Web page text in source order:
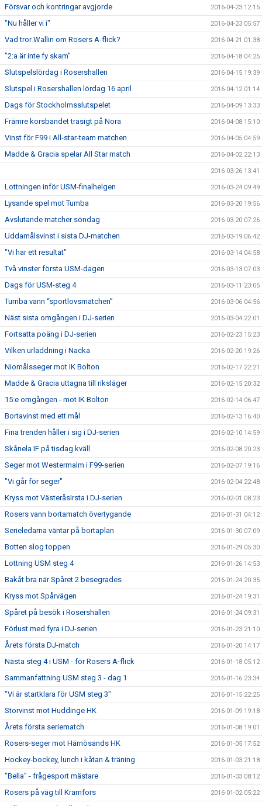
Försvar och kontringar avgjorde 2016-04-23 12:15
"Nu håller vi i" 2016-04-23 05:57
Vad tror Wallin om Rosers A-flick? 2016-04-21 01:38
"2:a är inte fy skam" 2016-04-18 04:25
Slutspelslördag i Rosershallen 2016-04-15 19:39
Slutspel i Rosershallen lördag 16 april 2016-04-12 01:14
Dags för Stockholmsslutspelet 2016-04-09 13:33
Främre korsbandet trasigt på Nora 2016-04-08 15:10
Vinst för F99 i All-star-team matchen 2016-04-05 04:59
Madde & Gracia spelar All Star match 2016-04-02 22:13
2016-03-26 13:41
Lottningen inför USM-finalhelgen 2016-03-24 09:49
Lysande spel mot Tumba 2016-03-20 19:56
Avslutande matcher söndag 2016-03-20 07:26
Uddamålsvinst i sista DJ-matchen 2016-03-19 06:42
"Vi har ett resultat" 2016-03-14 04:58
Två vinster första USM-dagen 2016-03-13 07:03
Dags för USM-steg 4 2016-03-11 23:05
Tumba vann “sportlovsmatchen” 2016-03-06 04:56
Näst sista omgången i DJ-serien 2016-03-04 22:01
Fortsatta poäng i DJ-serien 2016-02-23 15:23
Vilken urladdning i Nacka 2016-02-20 19:26
Niomålsseger mot IK Bolton 2016-02-17 22:21
Madde & Gracia uttagna till riksläger 2016-02-15 20:32
15:e omgången - mot IK Bolton 2016-02-14 06:47
Bortavinst med ett mål 2016-02-13 16:40
Fina trenden håller i sig i DJ-serien 2016-02-10 14:59
Skånela IF på tisdag kväll 2016-02-08 20:23
Seger mot Westermalm i F99-serien 2016-02-07 19:16
"Vi går för seger" 2016-02-04 22:48
Kryss mot VästeråsIrsta i DJ-serien 2016-02-01 08:23
Rosers vann bortamatch övertygande 2016-01-31 04:12
Serieledarna väntar på bortaplan 2016-01-30 07:09
Botten slog toppen 2016-01-29 05:30
Lottning USM steg 4 2016-01-26 14:53
Bakåt bra när Spåret 2 besegrades 2016-01-24 20:35
Kryss mot Spårvägen 2016-01-24 19:31
Spåret på besök i Rosershallen 2016-01-24 09:31
Förlust med fyra i DJ-serien 2016-01-23 21:10
Årets första DJ-match 2016-01-20 14:17
Nästa steg 4 i USM - för Rosers A-flick 2016-01-18 05:12
Sammanfattning USM steg 3 - dag 1 2016-01-16 23:34
"Vi är startklara för USM steg 3" 2016-01-15 22:25
Storvinst mot Huddinge HK 2016-01-09 19:18
Årets första seriematch 2016-01-08 19:01
Rosers-seger mot Härnösands HK 2016-01-05 17:52
Hockey-bockey, lunch i kåtan & träning 2016-01-03 21:18
"Bella" - frågesport mästare 2016-01-03 08:12
Rosers på väg till Kramfors 2016-01-02 05:22